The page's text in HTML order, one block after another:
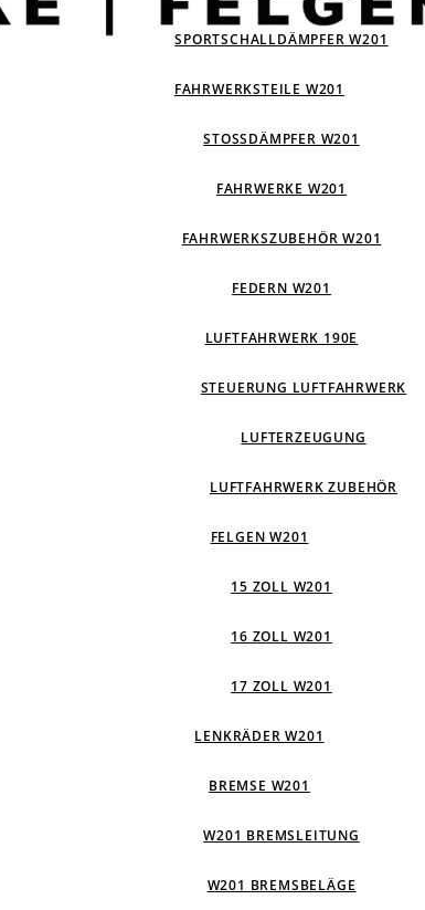
SPORTSCHALLDÄMPFER W201
FAHRWERKSTEILE W201
STOSSDÄMPFER W201
FAHRWERKE W201
FAHRWERKSZUBEHÖR W201
FEDERN W201
LUFTFAHRWERK 190E
STEUERUNG LUFTFAHRWERK
LUFTERZEUGUNG
LUFTFAHRWERK ZUBEHÖR
FELGEN W201
15 ZOLL W201
16 ZOLL W201
17 ZOLL W201
LENKRÄDER W201
BREMSE W201
W201 BREMSLEITUNG
W201 BREMSBELÄGE